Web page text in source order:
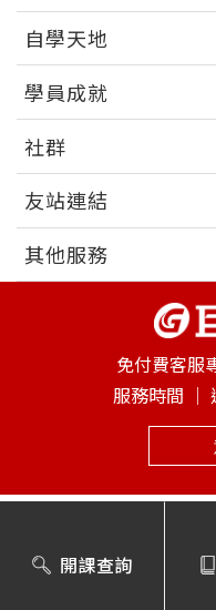
開課查詢
自學天地
學員成就
社群
友站連結
其他服務
免付費客服
服務時間 │